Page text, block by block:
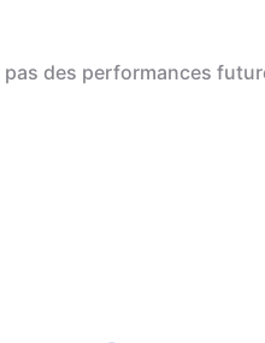
des performances